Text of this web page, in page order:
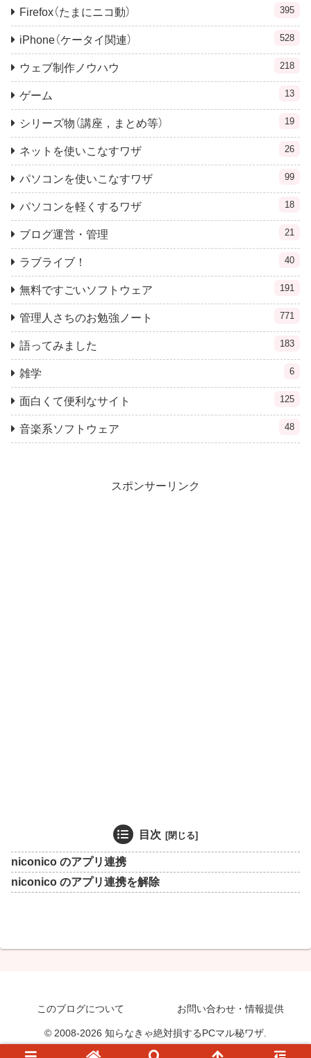
Firefox（たまにニコ動） 395
iPhone（ケータイ関連） 528
ウェブ制作ノウハウ 218
ゲーム 13
シリーズ物（講座，まとめ等） 19
ネットを使いこなすワザ 26
パソコンを使いこなすワザ 99
パソコンを軽くするワザ 18
ブログ運営・管理 21
ラブライブ！ 40
無料ですごいソフトウェア 191
管理人さちのお勉強ノート 771
語ってみました 183
雑学 6
面白くて便利なサイト 125
音楽系ソフトウェア 48
スポンサーリンク
目次
niconico のアプリ連携
niconico のアプリ連携を解除
このブログについて お問い合わせ・情報提供
© 2008-2026 知らなきゃ絶対損するPCマル秘ワザ.